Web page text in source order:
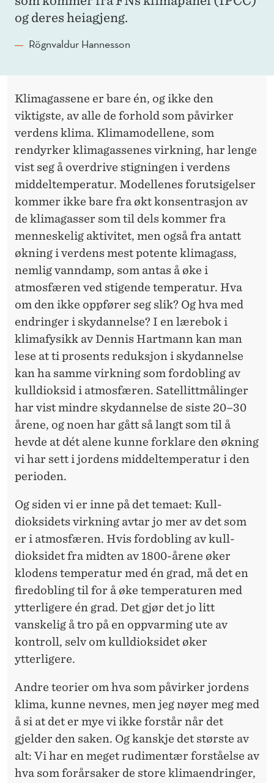
og deres heiagjeng.
Rögnvaldur Hannesson
Klimagassene er bare én, og ikke den
viktigste, av alle de forhold som påvirker
verdens klima. Klima­modellene, som
rendyrker klima­gassenes virkning, har lenge
vist seg å overdrive stigningen i verdens
middel­temperatur. Modellenes forutsigelser
kommer ikke bare fra økt konsentrasjon av
de klima­gasser som til dels kommer fra
menneskelig aktivitet, men også fra antatt
økning i verdens mest potente klimagass,
nemlig vanndamp, som antas å øke i
atmosfæren ved stigende temperatur. Hva
om den ikke oppfører seg slik? Og hva med
endringer i skydannelse? I en lærebok i
klima­fysikk av Dennis Hartmann kan man
lese at ti prosents reduksjon i skydannelse
kan ha samme virkning som fordobling av
kulldioksid i atmosfæren. Satellitt­målinger
har vist mindre skydannelse de siste 20–30
årene, og noen har gått så langt som til å
hevde at dét alene kunne forklare den økning
vi har sett i jordens middel­temperatur i den
perioden.
Og siden vi er inne på det temaet: Kull­
dioksidets virkning avtar jo mer av det som
er i atmosfæren. Hvis fordobling av kull­
dioksidet fra midten av 1800-årene øker
klodens temperatur med én grad, må det en
firedobling til for å øke temperaturen med
ytterligere én grad. Det gjør det jo litt
vanskelig å tro på en oppvarming ute av
kontroll, selv om kull­dioksidet øker
ytterligere.
Andre teorier om hva som påvirker jordens
klima, kunne nevnes, men jeg nøyer meg med
å si at det er mye vi ikke forstår når det
gjelder den saken. Og kanskje det største av
alt: Vi har en meget rudimentær forståelse av
hva som forårsaker de store klima­endringer,